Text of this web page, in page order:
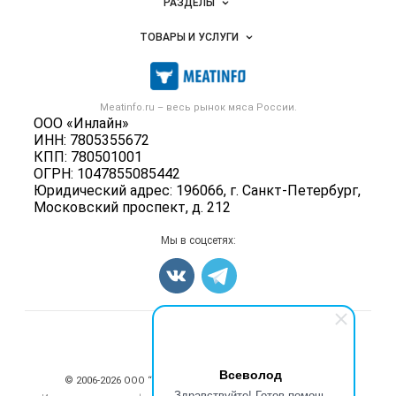
Всеволод
Meatinfo.ru – весь рынок мяса России.
ООО «Инлайн»
ИНН: 7805355672
КПП: 780501001
ОГРН: 1047855085442
Юридический адрес: 196066, г. Санкт-Петербург,
Московский проспект, д. 212
Размещение рекламы
Публичная оферта
Контактная информация
Политика обработки персональных данных
РАЗДЕЛЫ
Объявления
Новости рынка
Мониторинг
Вакансии
ТОВАРЫ И УСЛУГИ
Мясо, мясопродукты
Скот в живом весе
Колбасы, сосиски, деликатесы
Мясные полуфабрикаты
Мясные снеки
Яйца
Карта объявлений
Мы в соцсетях:
© 2006‑2026 ООО “Инлайн”. 12+ Все права защищены.